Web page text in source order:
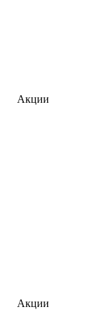
Акции
Акции